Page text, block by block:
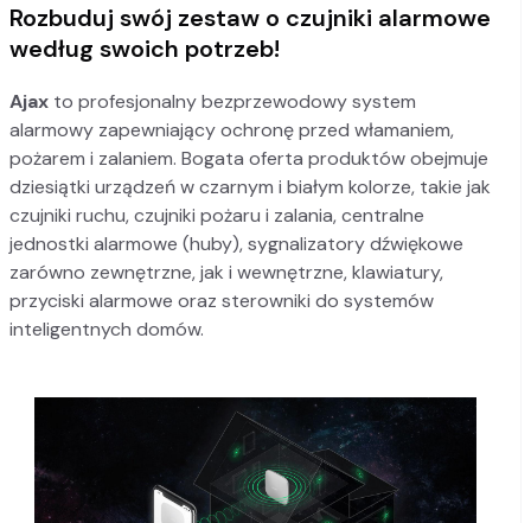
Rozbuduj swój zestaw o czujniki alarmowe
według swoich potrzeb!
Ajax to profesjonalny bezprzewodowy system
alarmowy zapewniający ochronę przed włamaniem,
pożarem i zalaniem. Bogata oferta produktów obejmuje
dziesiątki urządzeń w czarnym i białym kolorze, takie jak
czujniki ruchu, czujniki pożaru i zalania, centralne
jednostki alarmowe (huby), sygnalizatory dźwiękowe
zarówno zewnętrzne, jak i wewnętrzne, klawiatury,
przyciski alarmowe oraz sterowniki do systemów
inteligentnych domów.